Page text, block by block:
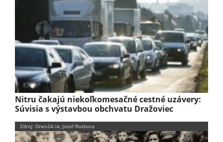
Nitru čakajú niekoľkomesačné cestné uzávery:
Súvisia s výstavbou obchvatu Dražoviec
Zdroj: Dnes24.sk, Jozef Rozbora